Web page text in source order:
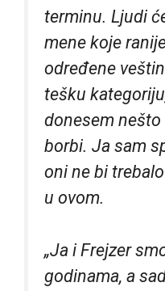
terminu. Ljudi
mene koje
određene
tešku
donesem
borbi. Ja sam
oni ne bi
u ovom.
„Ja i Frejzer
godinama, a